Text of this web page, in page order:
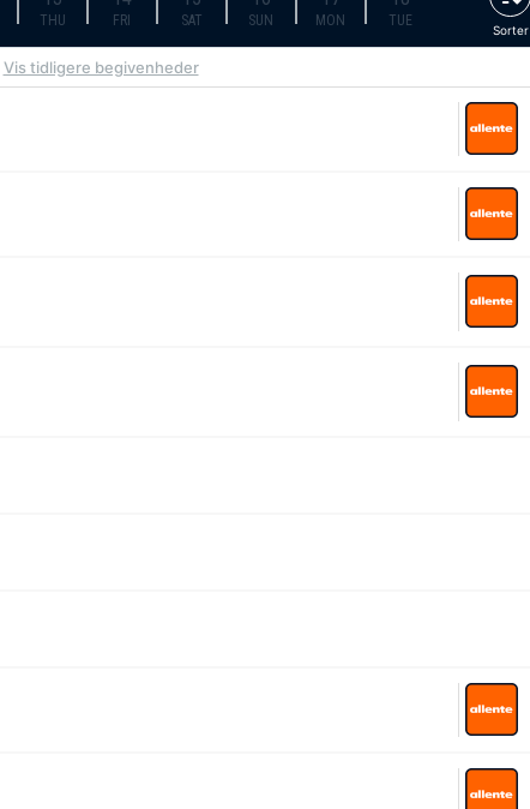
THU FRI SAT SUN MON TUE
Sorter
Vis tidligere begivenheder